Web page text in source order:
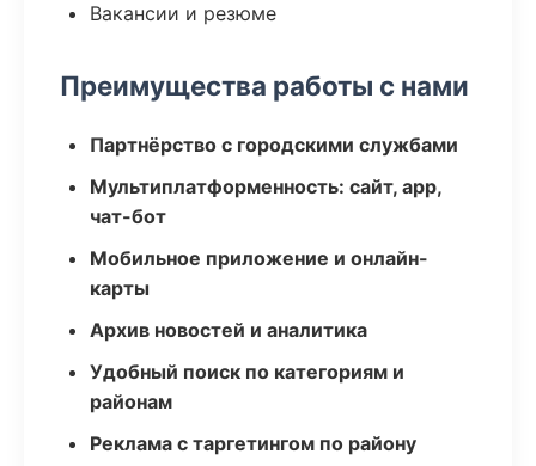
Вакансии и резюме
Преимущества работы с нами
Партнёрство с городскими службами
Мультиплатформенность: сайт, app,
чат-бот
Мобильное приложение и онлайн-
карты
Архив новостей и аналитика
Удобный поиск по категориям и
районам
Реклама с таргетингом по району